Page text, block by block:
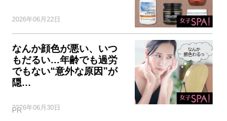
2026年06月22日
なんか顔色が悪い、いつ
もだるい…年齢でも過労
でもない“意外な原因”が
隠…
2026年06月30日
PR